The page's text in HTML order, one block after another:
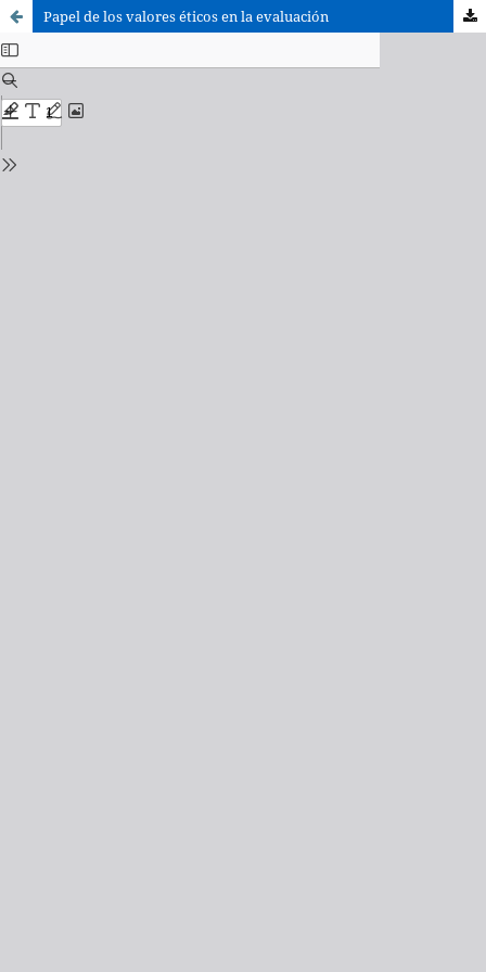
Papel de los valores éticos en la evaluación